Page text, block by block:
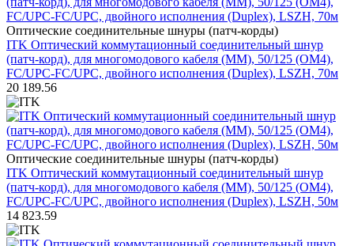
Оптические соединительные шнуры (патч-корды)
ITK Оптический коммутационный соединительный шнур
(патч-корд), для многомодового кабеля (MM), 50/125 (OM4),
FC/UPC-FC/UPC, двойного исполнения (Duplex), LSZH, 70м
20 189.56
Оптические соединительные шнуры (патч-корды)
ITK Оптический коммутационный соединительный шнур
(патч-корд), для многомодового кабеля (MM), 50/125 (OM4),
FC/UPC-FC/UPC, двойного исполнения (Duplex), LSZH, 50м
14 823.59